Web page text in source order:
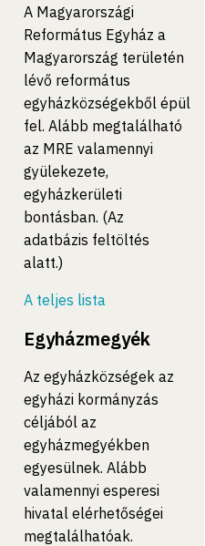
A Magyarországi
Református Egyház a
Magyarország területén
lévő református
egyházközségekből épül
fel. Alább megtalálható
az MRE valamennyi
gyülekezete,
egyházkerületi
bontásban. (Az
adatbázis feltöltés
alatt.)
A teljes lista
Egyházmegyék
Az egyházközségek az
egyházi kormányzás
céljából az
egyházmegyékben
egyesülnek. Alább
valamennyi esperesi
hivatal elérhetőségei
megtalálhatóak.